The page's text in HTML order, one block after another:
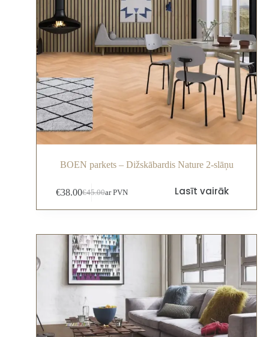
BOEN parkets – Dižskābardis Nature 2-slāņu
€45.00
€38.00 ar PVN Lasīt vairāk